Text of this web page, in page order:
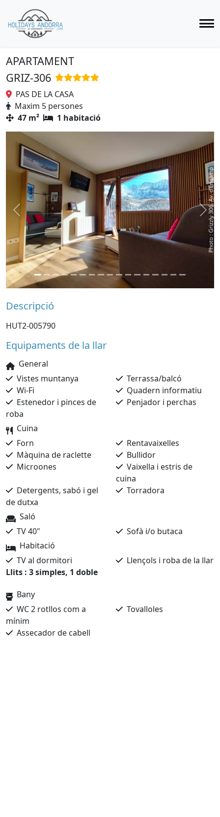
APARTAMENT
GRIZ-306
PAS DE LA CASA
Maxim 5 persones
47 m²
1 habitació
Previous Next
Descripció
HUT2-005790
Equipaments de la llar
General
Vistes muntanya
Terrassa/balcó
Wi-Fi
Quadern informatiu
Estenedor i pinces de
roba
Penjador i perchas
Cuina
Forn
Rentavaixelles
Màquina de raclette
Bullidor
Microones
Vaixella i estris de
cuina
Detergents, sabó i gel
de dutxa
Torradora
Saló
TV 40"
Sofà i/o butaca
Habitació
TV al dormitori
Llençols i roba de la llar
Llits : 3 simples, 1 doble
Bany
WC 2 rotllos com a
mínim
Tovalloles
Assecador de cabell